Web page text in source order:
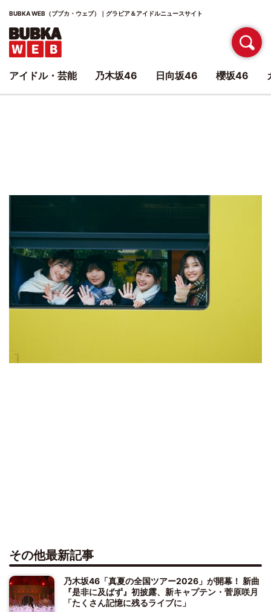
BUBKA WEB（ブブカ・ウェブ）｜グラビア＆アイドルニュースサイト
その他最新記事
乃木坂46「真夏の全国ツアー2026」が開幕！ 新曲
『是非に及ばず』初披露、新キャプテン・菅原咲月
「たくさん記憶に残るライブに」
アイドル・芸能 乃木坂46 日向坂46 櫻坂46